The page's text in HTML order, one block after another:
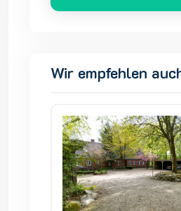
Wir empfehlen